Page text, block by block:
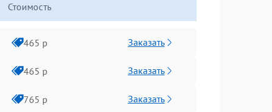
Стоимость
465 р Заказать
465 р Заказать
765 р Заказать